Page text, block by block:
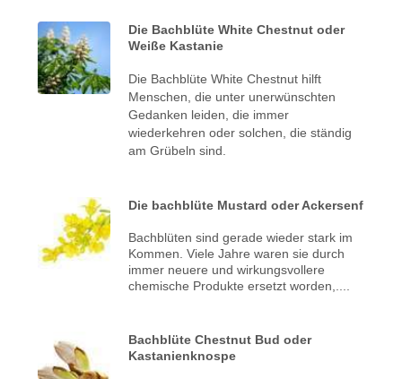
Die Bachblüte White Chestnut oder
Weiße Kastanie
Die Bachblüte White Chestnut hilft
Menschen, die unter unerwünschten
Gedanken leiden, die immer
wiederkehren oder solchen, die ständig
am Grübeln sind.
Die bachblüte Mustard oder Ackersenf
Bachblüten sind gerade wieder stark im
Kommen. Viele Jahre waren sie durch
immer neuere und wirkungsvollere
chemische Produkte ersetzt worden,....
Bachblüte Chestnut Bud oder
Kastanienknospe